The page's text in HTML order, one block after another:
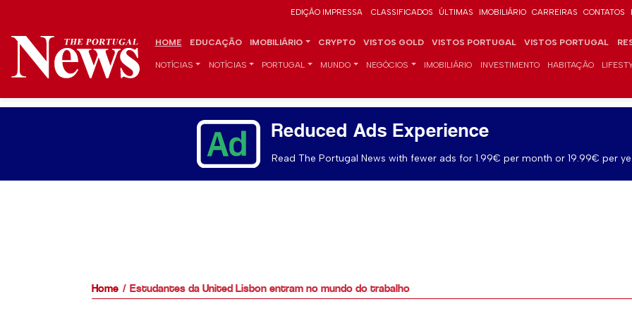
EDIÇÃO IMPRESSA CLASSIFICADOS ÚLTIMAS IMOBILIÁRIO CARREIRAS CONTATOS
HOME EDUCAÇÃO IMOBILIÁRIO CRYPTO VISTOS GOLD VISTOS PORTUGAL VISTOS PORTUGAL
NOTÍCIAS NOTÍCIAS PORTUGAL MUNDO NEGÓCIOS IMOBILIÁRIO INVESTIMENTO HABITAÇÃO
Reduced Ads Experience
Read The Portugal News with fewer ads for 1.99€ per month or 19.99€ per
Home Estudantes da United Lisbon entram no mundo do trabalho